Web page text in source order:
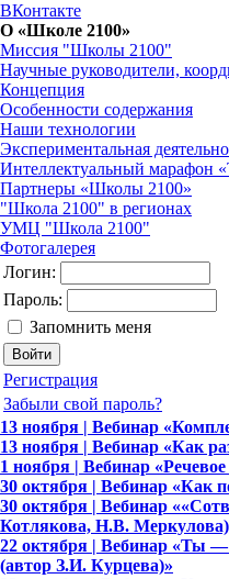
ВКонтакте
О «Школе 2100»
Миссия "Школы 2100"
Научные руководители,
Концепция
Особенности содержания
Наши технологии
Экспериментальная
Интеллектуальный марафон
Партнеры «Школы 2100»
"Школа 2100" в регионах
УМЦ "Школа 2100"
Фотогалерея
Логин:
Пароль:
Запомнить меня
Регистрация
Забыли свой пароль?
13 ноября | Вебинар
13 ноября | Вебинар «Как
1 ноября | Вебинар
30 октября | Вебинар «Как
30 октября | Вебинар
Котлякова, Н.В.
22 октября | Вебинар «Ты —
(автор З.И. Курцева)»